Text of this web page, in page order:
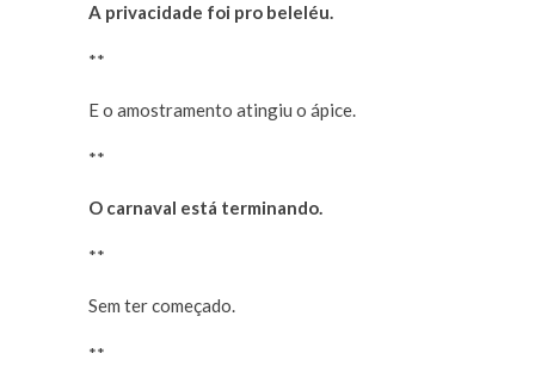
A privacidade foi pro beleléu.
**
E o amostramento atingiu o ápice.
**
O carnaval está terminando.
**
Sem ter começado.
**